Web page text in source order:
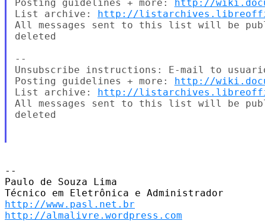
Posting guidelines + more: http://
List archive: http://
All messages sent to this list will be
deleted
--
Unsubscribe instructions: E-mail to
Posting guidelines + more: http://
List archive: http://
All messages sent to this list will be
deleted
--
Paulo de Souza Lima
http://www.pasl.net.br
http://almalivre.wordpress.com